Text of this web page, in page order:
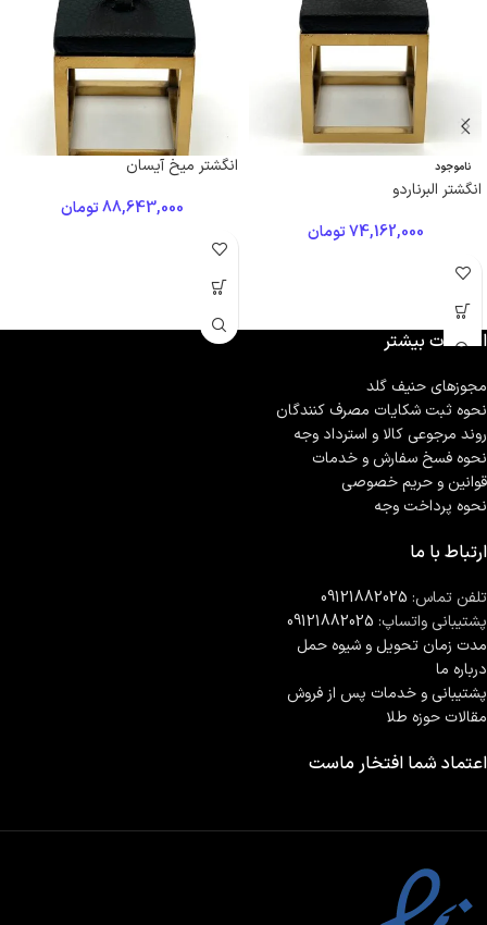
ناموجود
انگشتر البرناردو
74,162,000تومان
انگشتر میخ آیسان
88,643,000تومان
اطلاعات بیشتر
مجوزهای حنیف گلد
نحوه ثبت شكايات مصرف كنندگان
روند مرجوعی کالا و استرداد وجه
نحوه فسخ سفارش و خدمات
قوانین و حریم خصوصی
نحوه پرداخت وجه
ارتباط با ما
تلفن تماس: 09121882025
پشتیبانی واتساپ: 09121882025
مدت زمان تحويل و شیوه حمل
درباره ما
پشتیبانی و خدمات پس از فروش
مقالات حوزه طلا
اعتماد شما افتخار ماست